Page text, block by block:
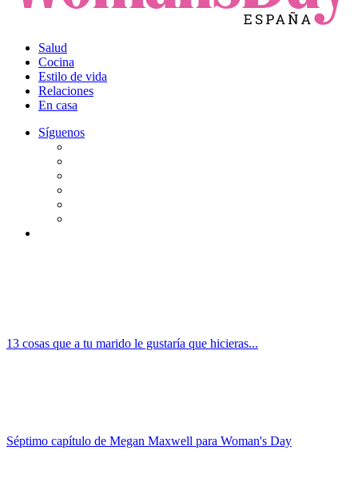
Salud
Cocina
Estilo de vida
Relaciones
En casa
Síguenos
13 cosas que a tu marido le gustaría que hicieras...
Séptimo capítulo de Megan Maxwell para Woman's Day